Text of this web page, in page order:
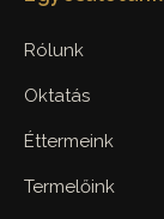
Rólunk
Oktatás
Éttermeink
Termelőink